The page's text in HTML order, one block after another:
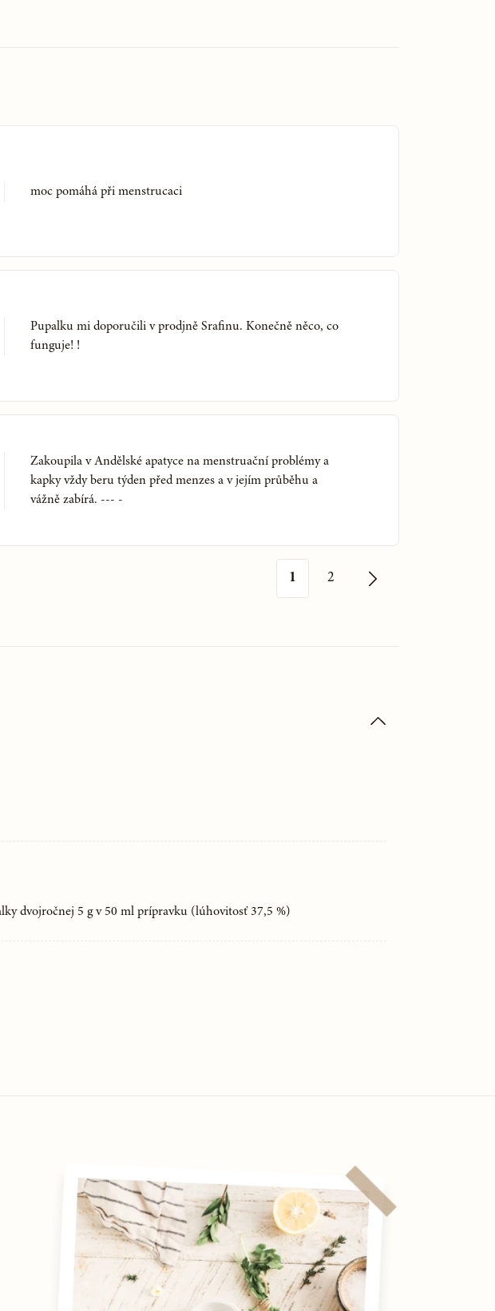
moc pomáhá při menstrucaci
Pupalku mi doporučili v prodjně Srafinu. Konečně něco, co
funguje! !
Zakoupila v Andělské apatyce na menstruační problémy a
kapky vždy beru týden před menzes a v jejím průběhu a
vážně zabírá. --- -
1 2
dvojročnej 5 g v 50 ml prípravku (lúhovitosť 37,5 %)